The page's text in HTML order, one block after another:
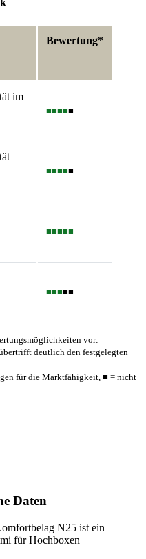
Bewertung*
im
■■■■■
■■■■■
■■■■■
■■■■■
vor:
deutlich den festgelegten
für die Marktfähigkeit, ■ = nicht
Daten
N25 ist ein
für Hochboxen